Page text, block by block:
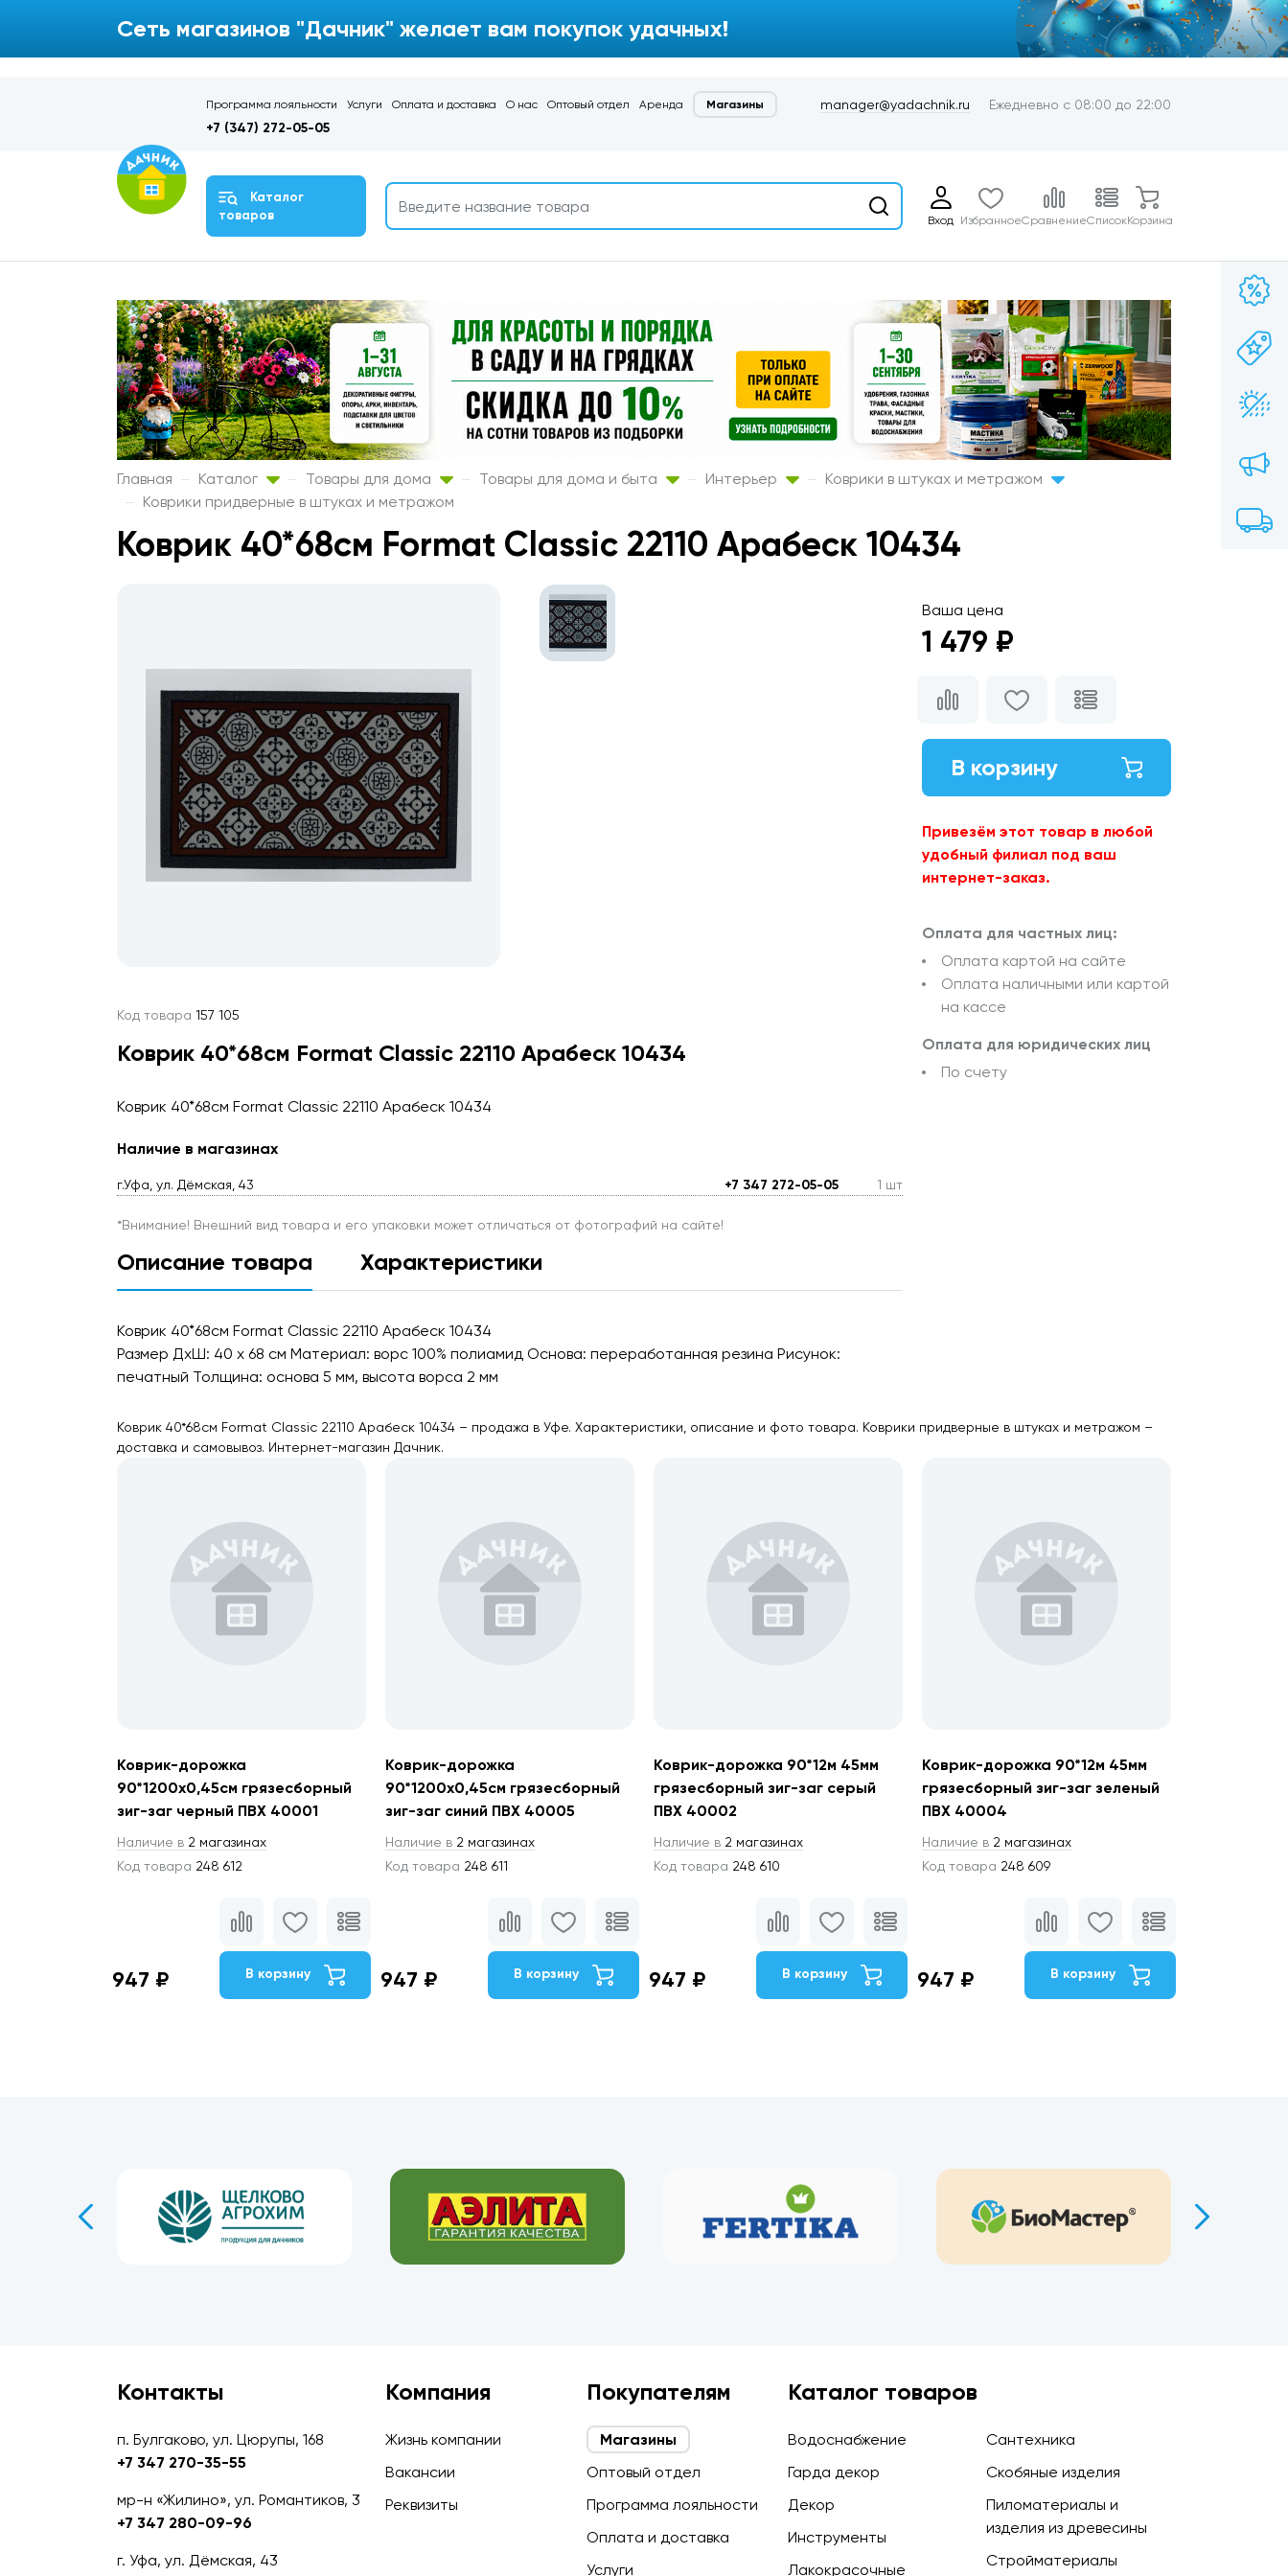
Сеть магазинов "Дачник" желает вам покупок удачных!
Программа лояльности Услуги Оплата и доставка О нас Оптовый отдел Аренда Магазины manager@yadachnik.ru Ежедневно с 08:00 до 22:00
+7 (347) 272-05-05
Каталог
товаров
Вход ИзбранноеСравнениеСписокКорзина
Главная Каталог Товары для дома Товары для дома и быта Интерьер
Коврики в штуках и метражом
Коврики придверные в штуках и метражом
Коврик 40*68см Format Classic 22110 Арабеск 10434
Код товара 157 105
Коврик 40*68см Format Classic 22110 Арабеск 10434
Коврик 40*68см Format Classic 22110 Арабеск 10434
Наличие в магазинах
г.Уфа, ул. Дёмская, 43 +7 347 272-05-05 1 шт
*Внимание! Внешний вид товара и его упаковки может отличаться от фотографий на сайте!
Описание товара Характеристики
Коврик 40*68см Format Classic 22110 Арабеск 10434
Размер ДхШ: 40 х 68 см Материал: ворс 100% полиамид Основа: переработанная резина Рисунок:
печатный Толщина: основа 5 мм, высота ворса 2 мм
Ваша цена
1 479 ₽
В корзину
Привезём этот товар в любой
удобный филиал под ваш
интернет-заказ.
Оплата для частных лиц:
Оплата картой на сайте
Оплата наличными или картой
на кассе
Оплата для юридических лиц
По счету
Коврик 40*68см Format Classic 22110 Арабеск 10434 – продажа в Уфе. Характеристики, описание и фото товара. Коврики придверные в штуках и метражом –
доставка и самовывоз. Интернет-магазин Дачник.
Коврик-дорожка
90*1200х0,45см грязесборный
зиг-заг черный ПВХ 40001
Наличие в 2 магазинах
Код товара 248 612
947 ₽ В корзину
Коврик-дорожка
90*1200х0,45см грязесборный
зиг-заг синий ПВХ 40005
Наличие в 2 магазинах
Код товара 248 611
947 ₽ В корзину
Коврик-дорожка 90*12м 45мм
грязесборный зиг-заг серый
ПВХ 40002
Наличие в 2 магазинах
Код товара 248 610
947 ₽ В корзину
Коврик-дорожка 90*12м 45мм
грязесборный зиг-заг зеленый
ПВХ 40004
Наличие в 2 магазинах
Код товара 248 609
947 ₽ В корзину
Контакты
п. Булгаково, ул. Цюрупы, 168
+7 347 270-35-55
мр-н «Жилино», ул. Романтиков, 3
+7 347 280-09-96
г. Уфа, ул. Дёмская, 43
Компания
Жизнь компании
Вакансии
Реквизиты
Покупателям
Магазины
Оптовый отдел
Программа лояльности
Оплата и доставка
Услуги
Каталог товаров
Водоснабжение
Гарда декор
Декор
Инструменты
Лакокрасочные
Сантехника
Скобяные изделия
Пиломатериалы и
изделия из древесины
Стройматериалы